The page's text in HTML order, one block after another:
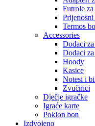
Futrole za
Prijenosni
Termos
Accessories
Dodaci
Dodaci
Hoody
Kasice
Notesi i
Zvučnici
Dječje igračke
Igraće karte
Poklon bon
Izdvojeno